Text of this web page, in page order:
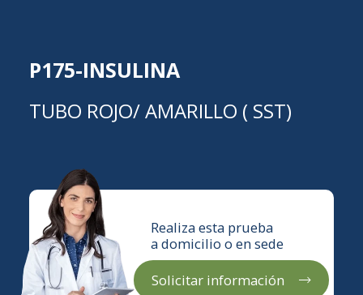
P175-INSULINA
TUBO ROJO/ AMARILLO ( SST)
Realiza esta prueba
a domicilio o en sede
Solicitar información